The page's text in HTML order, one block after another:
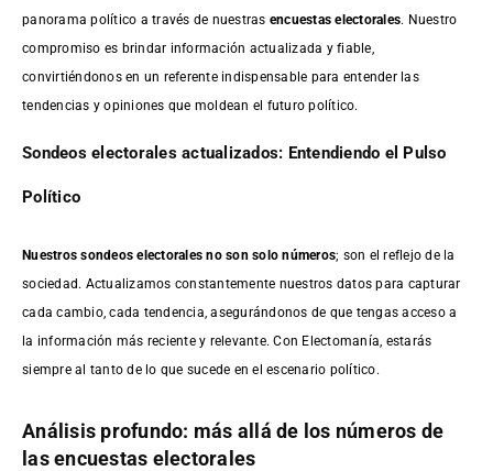
panorama político a través de nuestras encuestas electorales. Nuestro
compromiso es brindar información actualizada y fiable,
convirtiéndonos en un referente indispensable para entender las
tendencias y opiniones que moldean el futuro político.
Sondeos electorales actualizados: Entendiendo el Pulso
Político
Nuestros sondeos electorales no son solo números; son el reflejo de la
sociedad. Actualizamos constantemente nuestros datos para capturar
cada cambio, cada tendencia, asegurándonos de que tengas acceso a
la información más reciente y relevante. Con Electomanía, estarás
siempre al tanto de lo que sucede en el escenario político.
Análisis profundo: más allá de los números de
las encuestas electorales